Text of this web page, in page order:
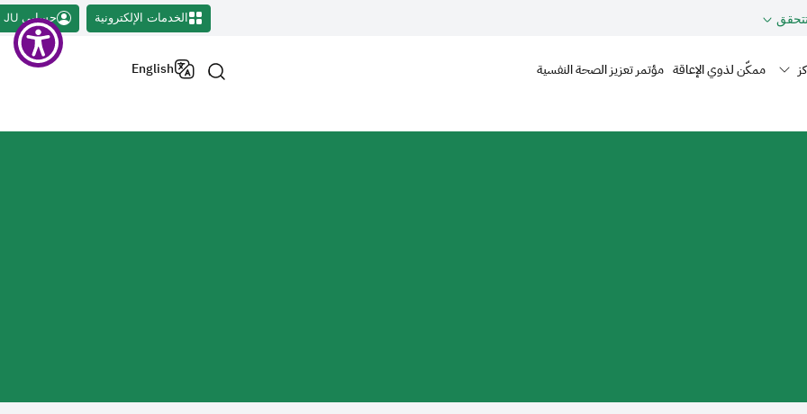
الخدمات الإلكترونية حسابي JU
ممكّن لذوي الإعاقة مؤتمر تعزيز الصحة النفسية English